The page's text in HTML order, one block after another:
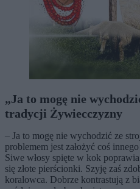
„Ja to mogę nie
tradycji Żywiecczyzny
– Ja to mogę nie wychodzić ze
problemem jest założyć coś
Siwe włosy spięte w kok
się złote pierścionki. Szyję zaś
koralowca. Dobrze kontrastują z